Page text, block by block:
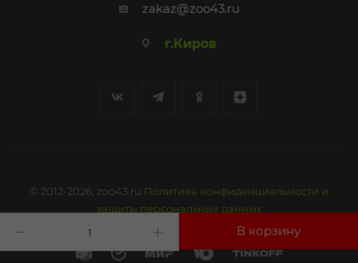
zakaz@zoo43.ru
г.Киров
© 2012-2026, zoo43.ru Политика конфиденциальности и
защиты персональных данных